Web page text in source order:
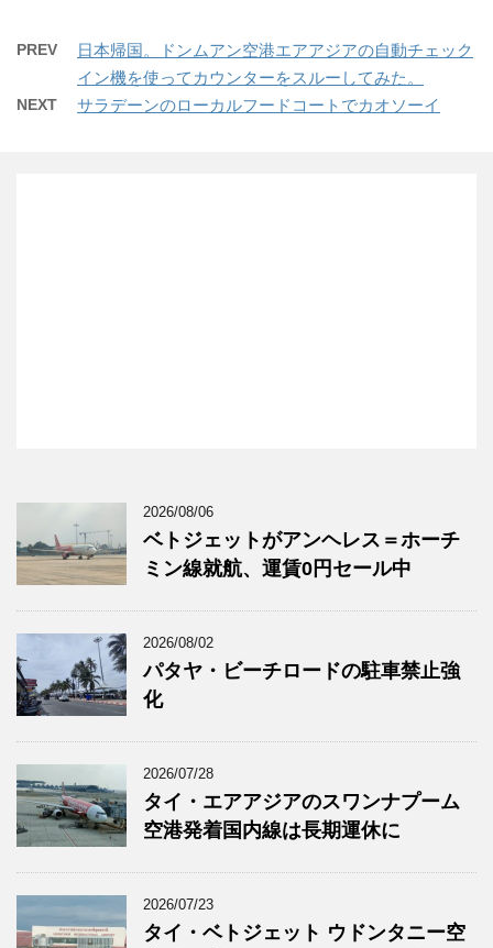
PREV
日本帰国。ドンムアン空港エアアジアの自動チェック
イン機を使ってカウンターをスルーしてみた。
NEXT サラデーンのローカルフードコートでカオソーイ
2026/08/06
ベトジェットがアンヘレス＝ホーチ
ミン線就航、運賃0円セール中
2026/08/02
パタヤ・ビーチロードの駐車禁止強
化
2026/07/28
タイ・エアアジアのスワンナプーム
空港発着国内線は長期運休に
2026/07/23
タイ・ベトジェット ウドンタニー空